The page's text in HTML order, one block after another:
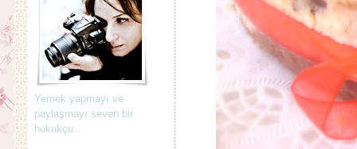
Yemek yapmayı ve
paylaşmayı seven bir
hukukçu..